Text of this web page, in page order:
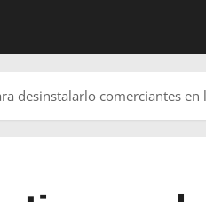
desinstalarlo comerciantes